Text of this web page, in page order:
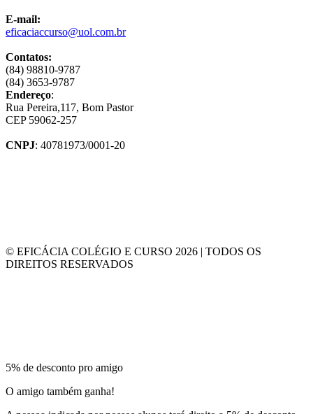
E-mail:
eficaciaccurso@uol.com.br
Contatos:
(84) 98810-9787
(84) 3653-9787
Endereço:
Rua Pereira,117, Bom Pastor
CEP 59062-257
CNPJ: 40781973/0001-20
© EFICÁCIA COLÉGIO E CURSO 2026 | TODOS OS
DIREITOS RESERVADOS
5% de desconto pro amigo
O amigo também ganha!